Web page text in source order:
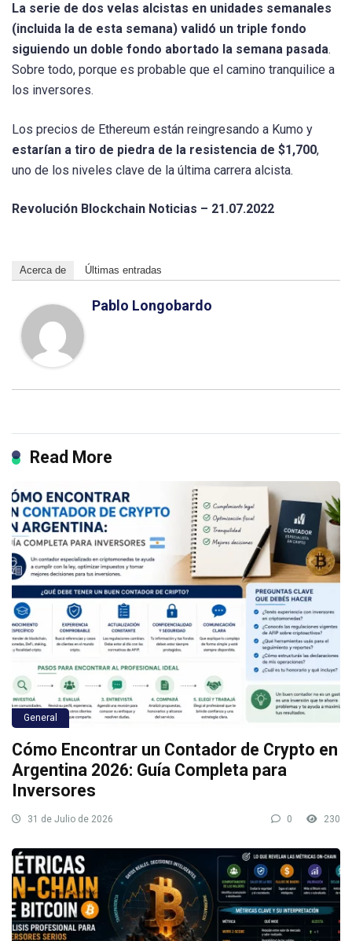
La serie de dos velas alcistas en unidades semanales
(incluida la de esta semana) validó un triple fondo
siguiendo un doble fondo abortado la semana pasada.
Sobre todo, porque es probable que el camino tranquilice a
los inversores.
Los precios de Ethereum están reingresando a Kumo y
estarían a tiro de piedra de la resistencia de $1,700,
uno de los niveles clave de la última carrera alcista.
Revolución Blockchain Noticias – 21.07.2022
Acerca de Últimas entradas
Pablo Longobardo
Read More
General
Cómo Encontrar un Contador de Crypto en
Argentina 2026: Guía Completa para
Inversores
31 de Julio de 2026 0 230